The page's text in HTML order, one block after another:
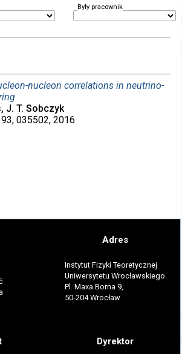
Były pracownik
nucleon correlations in neutrino-
J. T. Sobczyk
93, 035502, 2016
Adres
Instytut Fizyki Teoretycznej
Uniwersytetu Wrocławskiego
Pl. Maxa Borna 9,
50-204 Wrocław
Dyrektor